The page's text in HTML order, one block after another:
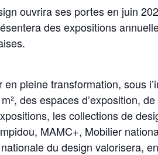
ouvrira ses portes en juin
des expositions
en pleine transformation, sous
des espaces d’exposition,
les collections de
MAMC+, Mobilier
du design valorisera,